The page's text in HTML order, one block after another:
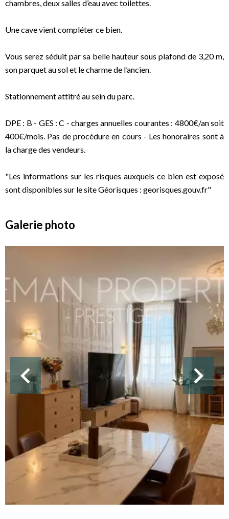
chambres, deux salles d’eau avec toilettes.
Une cave vient compléter ce bien.
Vous serez séduit par sa belle hauteur sous plafond de 3,20 m,
son parquet au sol et le charme de l’ancien.
Stationnement attitré au sein du parc.
DPE : B - GES : C - charges annuelles courantes : 4800€/an soit
400€/mois. Pas de procédure en cours - Les honoraires sont à
la charge des vendeurs.
"Les informations sur les risques auxquels ce bien est exposé
sont disponibles sur le site Géorisques : georisques.gouv.fr"
Galerie photo